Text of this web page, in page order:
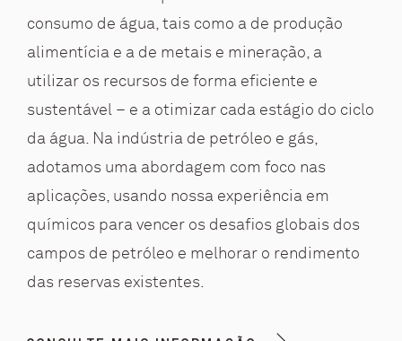
consumo de água, tais como a de produção
alimentícia e a de metais e mineração, a
utilizar os recursos de forma eficiente e
sustentável – e a otimizar cada estágio do ciclo
da água. Na indústria de petróleo e gás,
adotamos uma abordagem com foco nas
aplicações, usando nossa experiência em
químicos para vencer os desafios globais dos
campos de petróleo e melhorar o rendimento
das reservas existentes.